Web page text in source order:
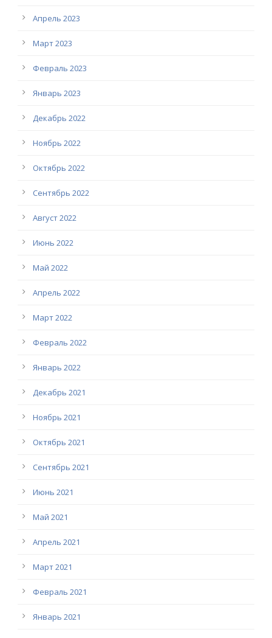
Апрель 2023
Март 2023
Февраль 2023
Январь 2023
Декабрь 2022
Ноябрь 2022
Октябрь 2022
Сентябрь 2022
Август 2022
Июнь 2022
Май 2022
Апрель 2022
Март 2022
Февраль 2022
Январь 2022
Декабрь 2021
Ноябрь 2021
Октябрь 2021
Сентябрь 2021
Июнь 2021
Май 2021
Апрель 2021
Март 2021
Февраль 2021
Январь 2021